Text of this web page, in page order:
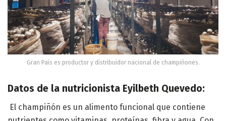
Gran País es productor y distribuidor nacional de champiñones.
Datos de la nutricionista Eyilbeth Quevedo:
El champiñón es un alimento funcional que contiene